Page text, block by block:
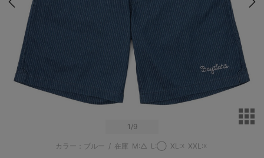
1 /9
カラー：ブルー / 在庫 M:△ L:◯ XL:☓ XXL:☓